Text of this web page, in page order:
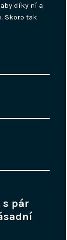
díky ní a
Skoro tak
s pár